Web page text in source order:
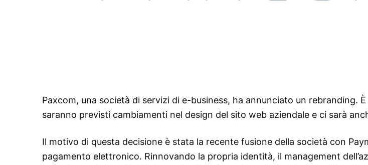
Paxcom, una società di servizi di e-business, ha annunciato un rebranding.
saranno previsti cambiamenti nel design del sito web aziendale e ci sarà
Il motivo di questa decisione è stata la recente fusione della società con
pagamento elettronico. Rinnovando la propria identità, il management